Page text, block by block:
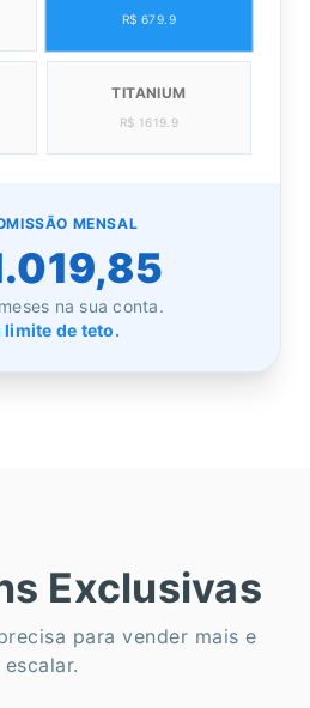
R$ 679.9
TITANIUM
R$ 1619.9
MENSAL
na sua conta.
limite de teto.
Exclusivas
para vender mais e
escalar.